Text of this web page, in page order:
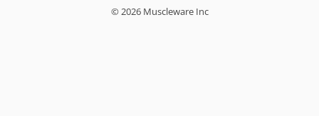
© 2026 Muscleware Inc